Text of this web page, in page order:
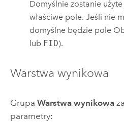
Domyślnie zostanie
właściwe pole. Jeśli nie
domyślne będzie pole
lub FID).
Warstwa wynikowa
Grupa Warstwa wynikowa
parametry: